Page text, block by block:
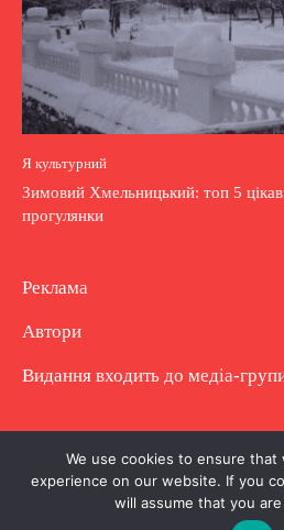
Я культурний
Зимовий Хмельницький: топ 5
прогулянки
Реклама
Автори
Видання входить до медіа-
Copyright © Повне
заборонено. Частково можна з
We use cookies to ensure
experience on our website. If you
will assume that you